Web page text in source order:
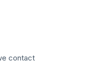
contact